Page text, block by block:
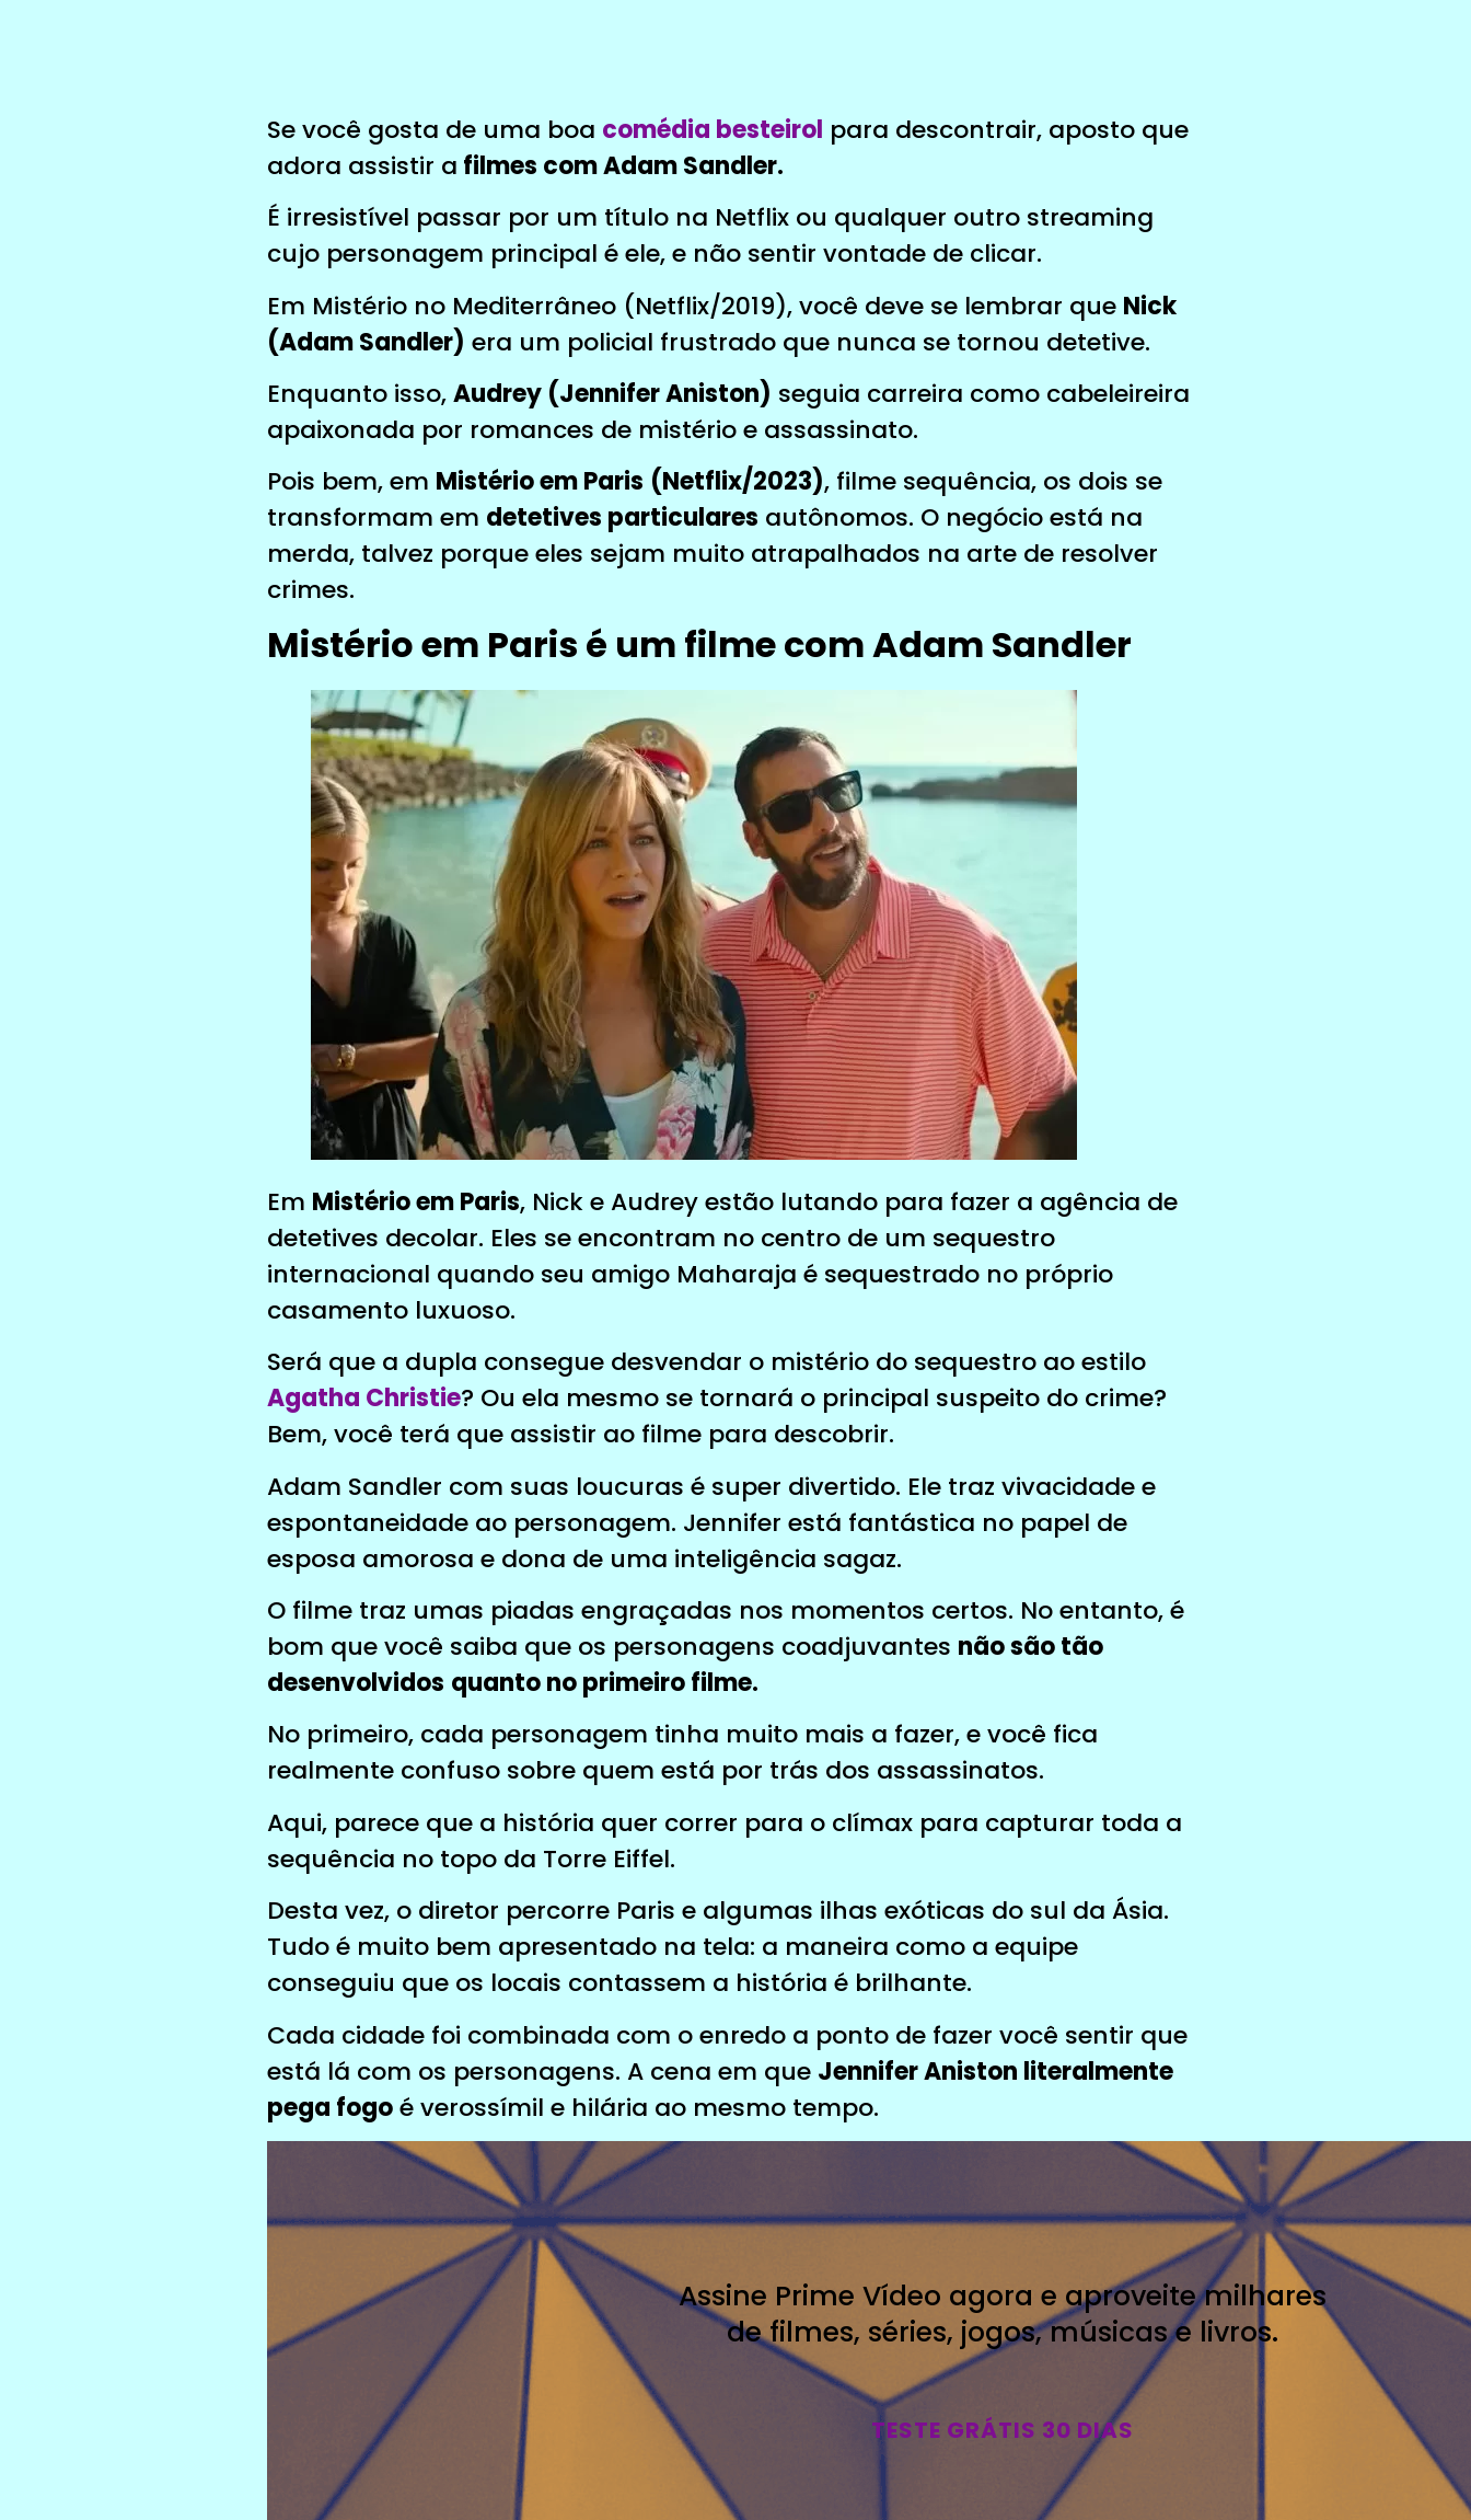
Se você gosta de uma boa comédia besteirol para descontrair, aposto que
adora assistir a filmes com Adam Sandler.
É irresistível passar por um título na Netflix ou qualquer outro streaming
cujo personagem principal é ele, e não sentir vontade de clicar.
Em Mistério no Mediterrâneo (Netflix/2019), você deve se lembrar que Nick
(Adam Sandler) era um policial frustrado que nunca se tornou detetive.
Enquanto isso,Audrey (Jennifer Aniston) seguia carreira como cabeleireira
apaixonada por romances de mistério e assassinato.
Pois bem, em Mistério em Paris (Netflix/2023), filme sequência, os dois se
transformam em detetives particulares autônomos. O negócio está na
merda, talvez porque eles sejam muito atrapalhados na arte de resolver
crimes.
Mistério em Paris é um filme com Adam Sandler
Em Mistério em Paris, Nick e Audrey estão lutando para fazer a agência de
detetives decolar. Eles se encontram no centro de um sequestro
internacional quando seu amigo Maharaja é sequestrado no próprio
casamento luxuoso.
Será que a dupla consegue desvendar o mistério do sequestro ao estilo
Agatha Christie? Ou ela mesmo se tornará o principal suspeito do crime?
Bem, você terá que assistir ao filme para descobrir.
Adam Sandler com suas loucuras é super divertido. Ele traz vivacidade e
espontaneidade ao personagem. Jennifer está fantástica no papel de
esposa amorosa e dona de uma inteligência sagaz.
O filme traz umas piadas engraçadas nos momentos certos. No entanto, é
bom que você saiba que os personagens coadjuvantes não são tão
desenvolvidos quanto no primeiro filme.
No primeiro, cada personagem tinha muito mais a fazer, e você fica
realmente confuso sobre quem está por trás dos assassinatos.
Aqui, parece que a história quer correr para o clímax para capturar toda a
sequência no topo da Torre Eiffel.
Desta vez, o diretor percorre Paris e algumas ilhas exóticas do sul da Ásia.
Tudo é muito bem apresentado na tela: a maneira como a equipe
conseguiu que os locais contassem a história é brilhante.
Cada cidade foi combinada com o enredo a ponto de fazer você sentir que
está lá com os personagens. A cena em que Jennifer Aniston literalmente
pega fogoé verossímil e hilária ao mesmo tempo.
Assine Prime Vídeo agora e aproveite milhares
de filmes, séries, jogos, músicas e livros.
TESTE GRÁTIS 30 DIAS